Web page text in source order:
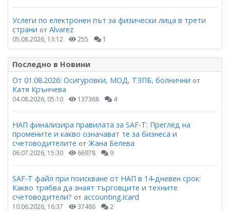
Услеги по електронен път за физически лица в трети
страни от Alvarez
05.08.2026, 13:12 255 1
Последно в Новини
От 01.08.2026: Осигуровки, МОД, ТЗПБ, болнични от
Катя Крънчева
04.08.2026, 05:10 137368 4
НАП финализира правилата за SAF-T: Преглед на
промените и какво означават те за бизнеса и
счетоводителите от Жана Белева
06.07.2026, 15:30 66978 9
SAF-T файл при поискване от НАП в 14-дневен срок:
Какво трябва да знаят търговците и техните
счетоводители? от accounting.icard
10.06.2026, 16:37 37486 2